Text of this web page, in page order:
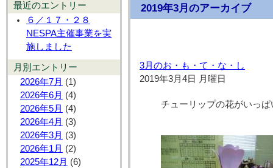
最近のエントリー
６／１７・２８
NESPA主催事業を実
施しました
月別エントリー
2026年7月 (1)
2026年6月 (4)
2026年5月 (4)
2026年4月 (3)
2026年3月 (3)
2026年1月 (2)
2025年12月 (6)
2019年3月のアーカイブ
3月のお・も・て・な・し
2019年3月4日 月曜日
チューリップの花がいっぱ